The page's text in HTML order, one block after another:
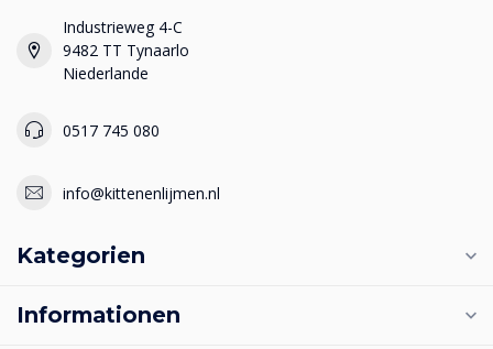
Industrieweg 4-C
9482 TT Tynaarlo
Niederlande
0517 745 080
info@kittenenlijmen.nl
Kategorien
Informationen